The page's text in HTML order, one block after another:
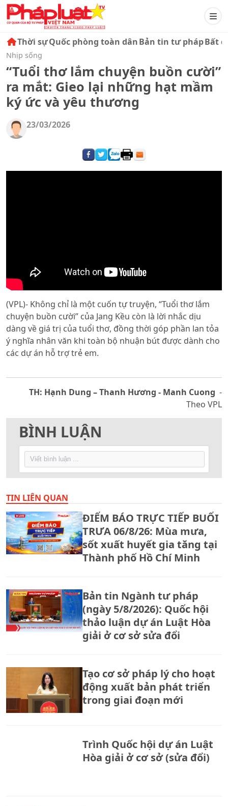
Thời sựQuốc phòng toàn dânBản tin tư phápBất
Nhịp sống
“Tuổi thơ lắm chuyện buồn cười”
ra mắt: Gieo lại những hạt mầm
ký ức và yêu thương
23/03/2026
(VPL)- Không chỉ là một cuốn tự truyện, “Tuổi thơ lắm
chuyện buồn cười” của Jang Kều còn là lời nhắc dịu
dàng về giá trị của tuổi thơ, đồng thời góp phần lan tỏa
ý nghĩa nhân văn khi toàn bộ nhuận bút được dành cho
các dự án hỗ trợ trẻ em.
TH: Hạnh Dung – Thanh Hương - Manh Cuong -
Theo VPL
BÌNH LUẬN
TIN LIÊN QUAN
ĐIỂM BÁO TRỰC TIẾP BUỔI
TRƯA 06/8/26: Mùa mưa,
sốt xuất huyết gia tăng tại
Thành phố Hồ Chí Minh
Bản tin Ngành tư pháp
(ngày 5/8/2026): Quốc hội
thảo luận dự án Luật Hòa
giải ở cơ sở sửa đổi
Tạo cơ sở pháp lý cho hoạt
động xuất bản phát triển
trong giai đoạn mới
Trình Quốc hội dự án Luật
Hòa giải ở cơ sở (sửa đổi)